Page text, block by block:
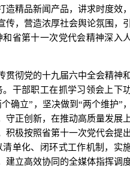
精品新闻产品，讲求时度效，
，营造浓厚社会舆论氛围，引
省第十一次党代会精神深入人
彻党的十九届六中全会精神和
干部职工在抓学习领会上下
确立”，坚决做到“两个维护”，
守正创新，在推动高质量发展
积极按照省第十一次党代会提
单化、闭环式工作机制，实
建立高效协同的全媒体指挥调